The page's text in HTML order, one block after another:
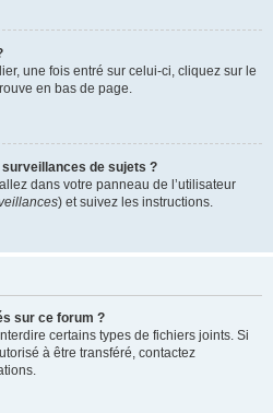
une fois entré sur celui-ci, cliquez sur le
en bas de page.
de sujets ?
dans votre panneau de l’utilisateur
) et suivez les instructions.
sur ce forum ?
certains types de fichiers joints. Si
à être transféré, contactez